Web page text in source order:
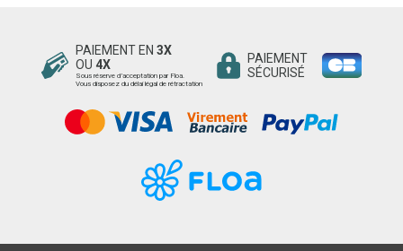
PAIEMENT EN 3X
OU 4X
Sous réserve d’acceptation par Floa.
Vous disposez du délai légal de rétractation
PAIEMENT
SÉCURISÉ